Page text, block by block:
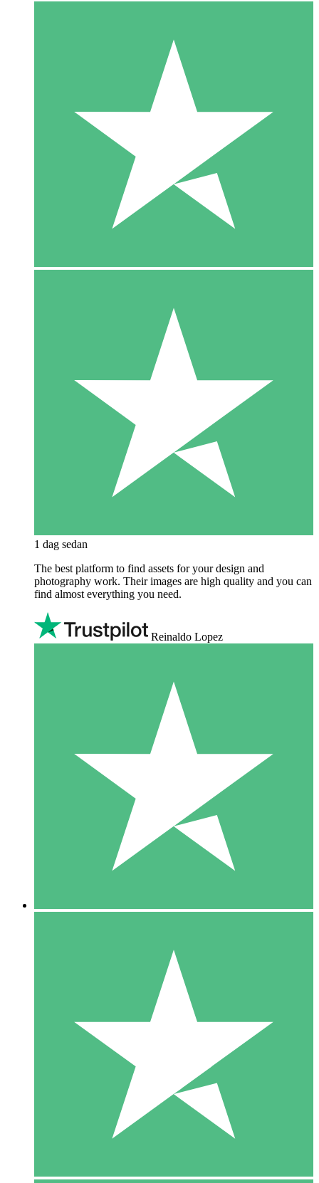
1 dag sedan
The best platform to find assets for your design and
photography work. Their images are high quality and you can
find almost everything you need.
Reinaldo Lopez